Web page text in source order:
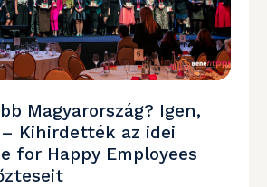
Magyarország? Igen,
Kihirdették az idei
for Happy Employees